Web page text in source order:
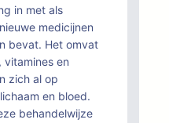
in met als
medicijnen
bevat. Het omvat
vitamines en
zich al op
en bloed.
behandelwijze